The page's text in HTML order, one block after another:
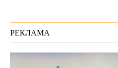
РЕКЛАМА